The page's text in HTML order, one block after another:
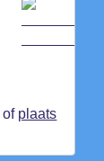
of plaats